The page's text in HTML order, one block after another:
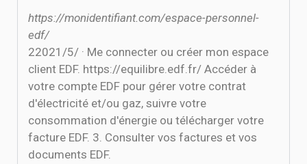
https://monidentifiant.com/espace-personnel-
edf/
2‏‏/5‏‏/2021 · Me connecter ou créer mon espace
client EDF. https://equilibre.edf.fr/ Accéder à
votre compte EDF pour gérer votre contrat
d'électricité et/ou gaz, suivre votre
consommation d'énergie ou télécharger votre
facture EDF. 3. Consulter vos factures et vos
documents EDF.